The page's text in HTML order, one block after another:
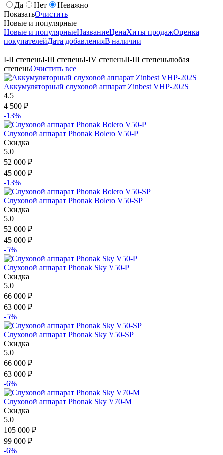
Да
Нет
Неважно
ПоказатьОчистить
Новые и популярные
Новые и популярныеНазваниеЦенаХиты продажОценка
покупателейДата добавленияВ наличии
I-II степеньI-III степеньI-IV степеньII-III степеньлюбая
степеньОчистить все
Аккумуляторный слуховой аппарат Zinbest VHP-202S
4.5
4 500 ₽
-13%
Слуховой аппарат Phonak Bolero V50-P
Скидка
5.0
52 000 ₽
45 000 ₽
-13%
Слуховой аппарат Phonak Bolero V50-SP
Скидка
5.0
52 000 ₽
45 000 ₽
-5%
Слуховой аппарат Phonak Sky V50-P
Скидка
5.0
66 000 ₽
63 000 ₽
-5%
Слуховой аппарат Phonak Sky V50-SP
Скидка
5.0
66 000 ₽
63 000 ₽
-6%
Слуховой аппарат Phonak Sky V70-M
Скидка
5.0
105 000 ₽
99 000 ₽
-6%